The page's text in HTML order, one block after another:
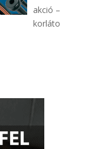
akció –
korláto